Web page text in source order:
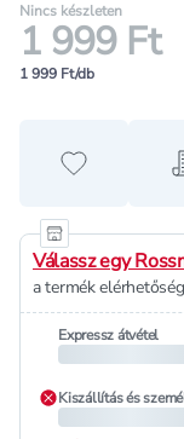
Nincs készleten
1 999 Ft
1 999 Ft/db
Hozzáadás
Válassz egy
a termék
Expressz átvétel
Kiszállítás és